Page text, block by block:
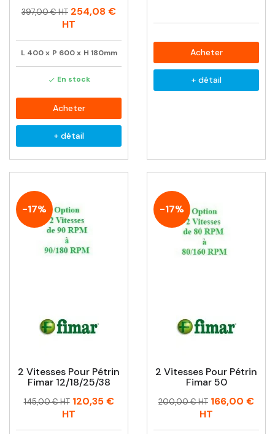
Prix
Prix
397,00 € HT 254,08 €
HT
L 400 x P 600 x H 180mm
 En stock
Acheter
+ détail
Acheter
+ détail
-17%
2 Vitesses Pour Pétrin
Fimar 12/18/25/38
Prix
Prix
145,00 € HT 120,35 €
HT
-17%
2 Vitesses Pour Pétrin
Fimar 50
Prix
Prix
200,00 € HT 166,00 €
HT